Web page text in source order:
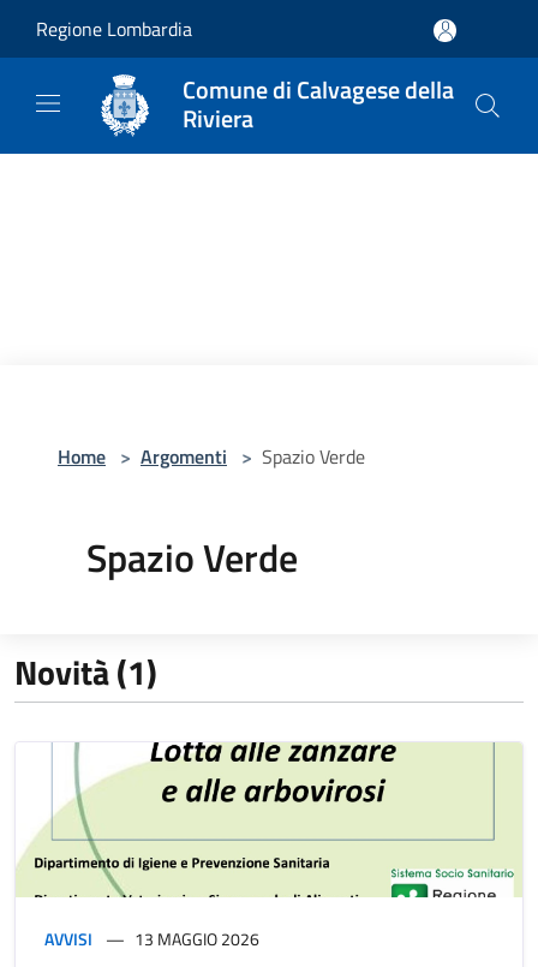
Regione Lombardia
Comune di Calvagese della
Riviera
Home > Argomenti > Spazio Verde
Spazio Verde
Novità (1)
AVVISI 13 MAGGIO 2026